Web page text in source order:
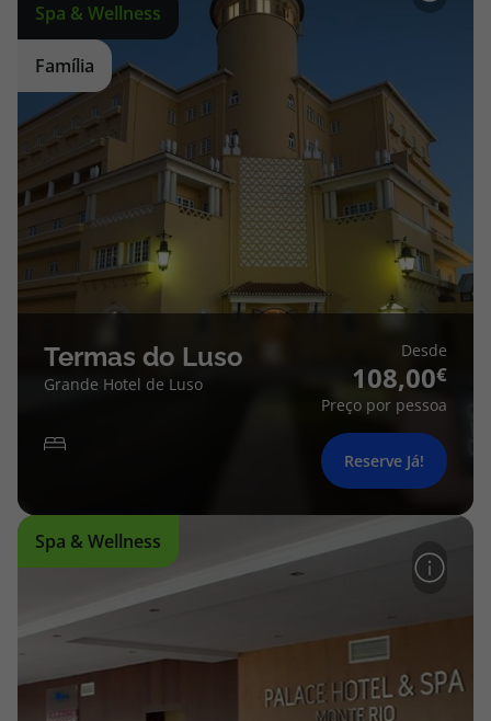
Spa & Wellness
Família
Termas do Luso
Grande Hotel de Luso
Desde
108,00
Preço por pessoa
Reserve Já!
Spa & Wellness